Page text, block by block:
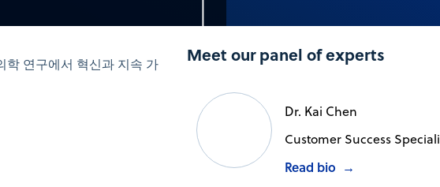
연구에서 혁신과 지속 가
Meet our panel of experts
Dr. Kai Chen
Customer Success
Read bio →